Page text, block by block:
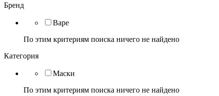
Бренд
Bape
По этим критериям поиска ничего не найдено
Категория
Маски
По этим критериям поиска ничего не найдено